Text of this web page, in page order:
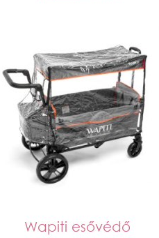
Wapiti esővédő